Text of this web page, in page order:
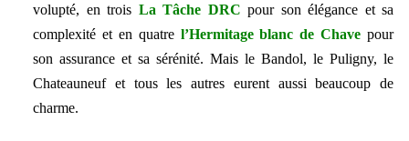
volupté, en trois La Tâche DRC pour son élégance et sa
complexité et en quatre l’Hermitage blanc de Chave pour
son assurance et sa sérénité. Mais le Bandol, le Puligny, le
Chateauneuf et tous les autres eurent aussi beaucoup de
charme.